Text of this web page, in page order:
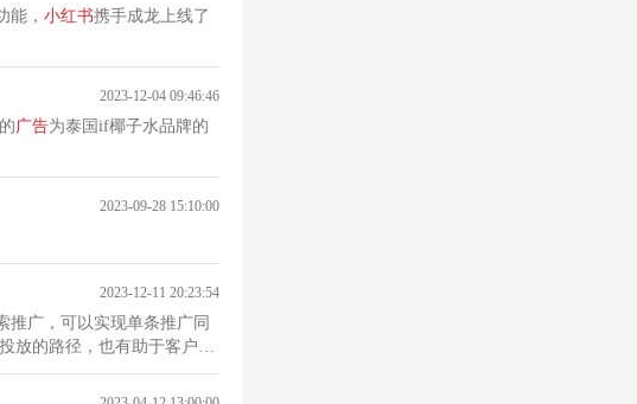
能， 小红书携手成龙上线了
2023-12-04 09:46:46
的广告为泰国if椰子水品牌的
2023-09-28 15:10:00
2023-12-11 20:23:54
推广，可以实现单条推广同